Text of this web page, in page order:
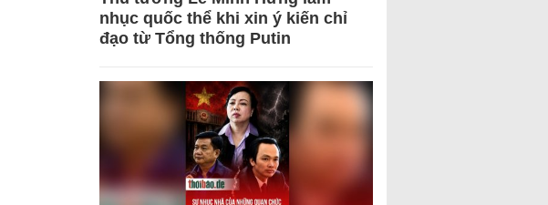
nhục quốc thể khi xin ý kiến chỉ
đạo từ Tổng thống Putin